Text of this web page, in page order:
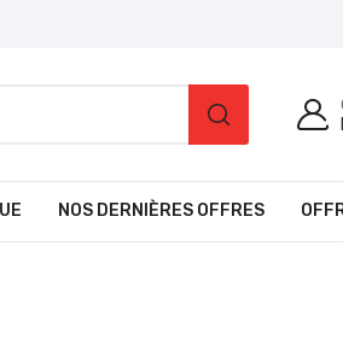
NOS DERNIÈRES OFFRES